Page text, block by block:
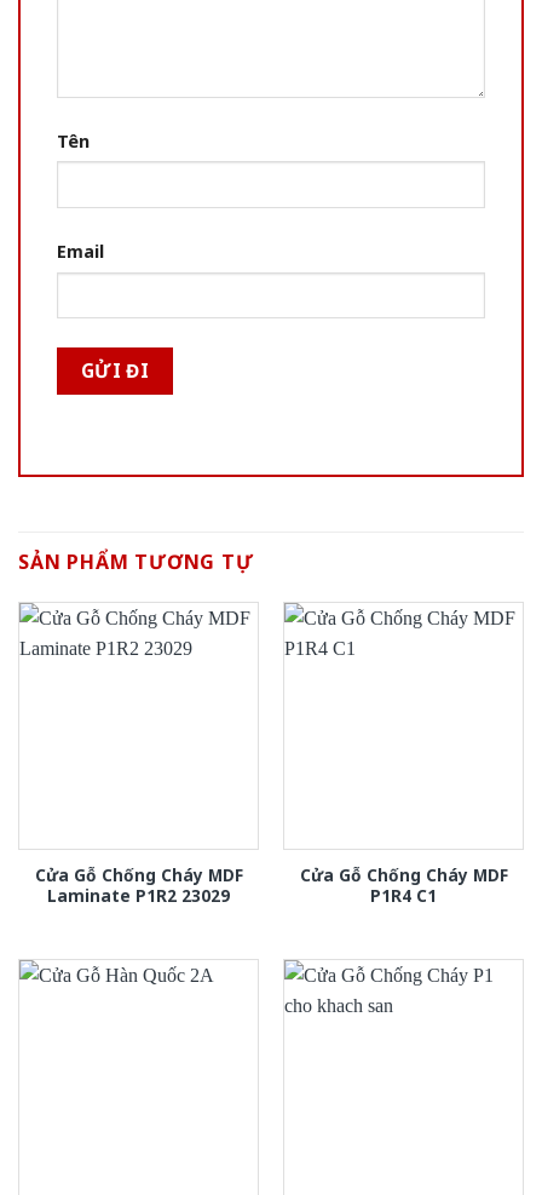
Tên
Email
SẢN PHẨM TƯƠNG TỰ
Cửa Gỗ Chống Cháy MDF
Laminate P1R2 23029
Cửa Gỗ Chống Cháy MDF
P1R4 C1